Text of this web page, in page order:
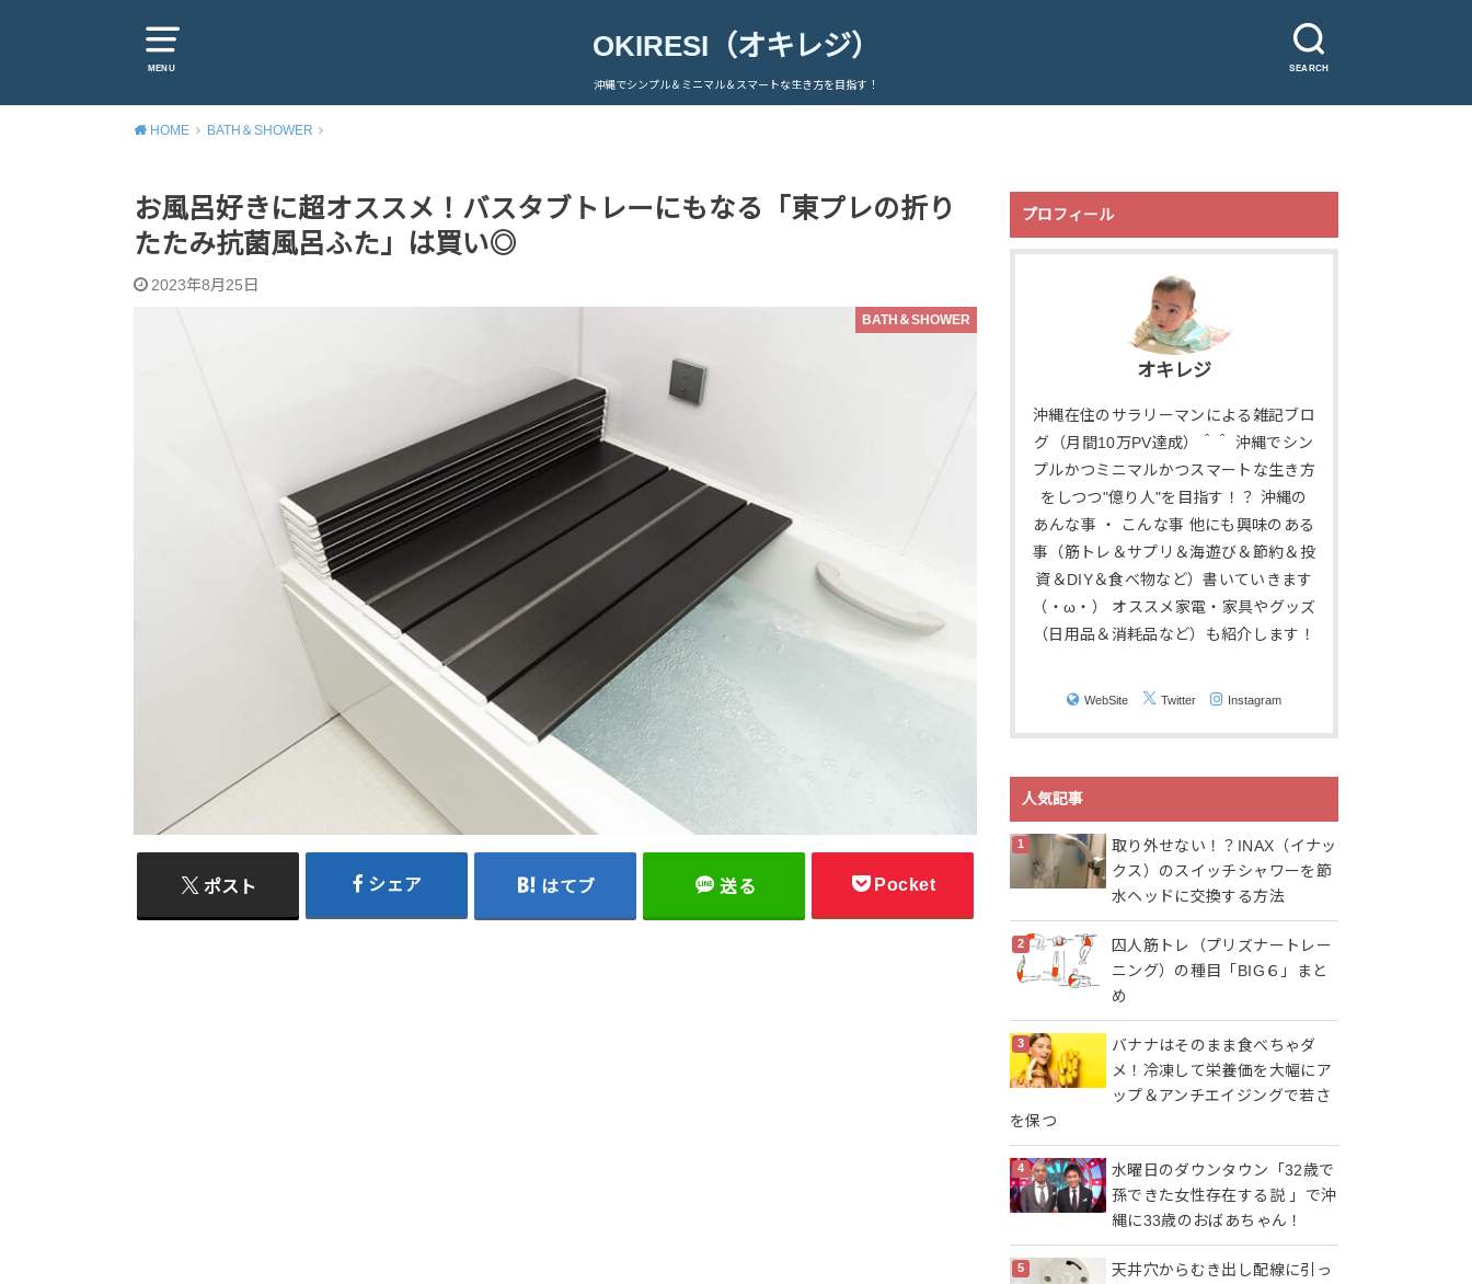
MENU SEARCH
OKIRESI（オキレジ）
沖縄でシンプル＆ミニマル＆スマートな生き方を目指す！
HOME BATH＆SHOWER
お風呂好きに超オススメ！バスタブトレーにもなる「東プレの折り
たたみ抗菌風呂ふた」は買い◎
2023年8月25日
BATH＆SHOWER
ポスト シェア はてブ 送る Pocket
プロフィール
オキレジ
沖縄在住のサラリーマンによる雑記ブロ
グ（月間10万PV達成）＾＾ 沖縄でシン
プルかつミニマルかつスマートな生き方
をしつつ"億り人"を目指す！？ 沖縄の
あんな事 ・ こんな事 他にも興味のある
事（筋トレ＆サプリ＆海遊び＆節約＆投
資＆DIY＆食べ物など）書いていきます
（・ω・） オススメ家電・家具やグッズ
（日用品＆消耗品など）も紹介します！
WebSite Twitter Instagram
人気記事
取り外せない！？INAX（イナッ
クス）のスイッチシャワーを節
水ヘッドに交換する方法
囚人筋トレ（プリズナートレー
ニング）の種目「BIG６」まと
め
バナナはそのまま食べちゃダ
メ！冷凍して栄養価を大幅にア
ップ＆アンチエイジングで若さ
を保つ
水曜日のダウンタウン「32歳で
孫できた女性存在する説 」で沖
縄に33歳のおばあちゃん！
天井穴からむき出し配線に引っ